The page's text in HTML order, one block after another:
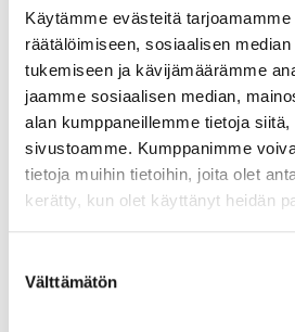
Käytämme evästeitä
räätälöimiseen, sosiaalisen
tukemiseen ja kävijämäärämme
jaamme sosiaalisen median,
alan kumppaneillemme tietoja
sivustoamme. Kumppanimme
tietoja muihin tietoihin, joita olet
kerätty, kun olet käyttänyt heidän
valinta
Välttämätön
Manuaaliset menetelmät, kuten
voivat olla hyödyllisiä pienissä
ahtaissa tiloissa, joissa
mahdu. On tärkeää valita oikea
koon ja vaatimusten mukaan,
paras mahdollinen lopputulos.
menetelmät ja työkalut